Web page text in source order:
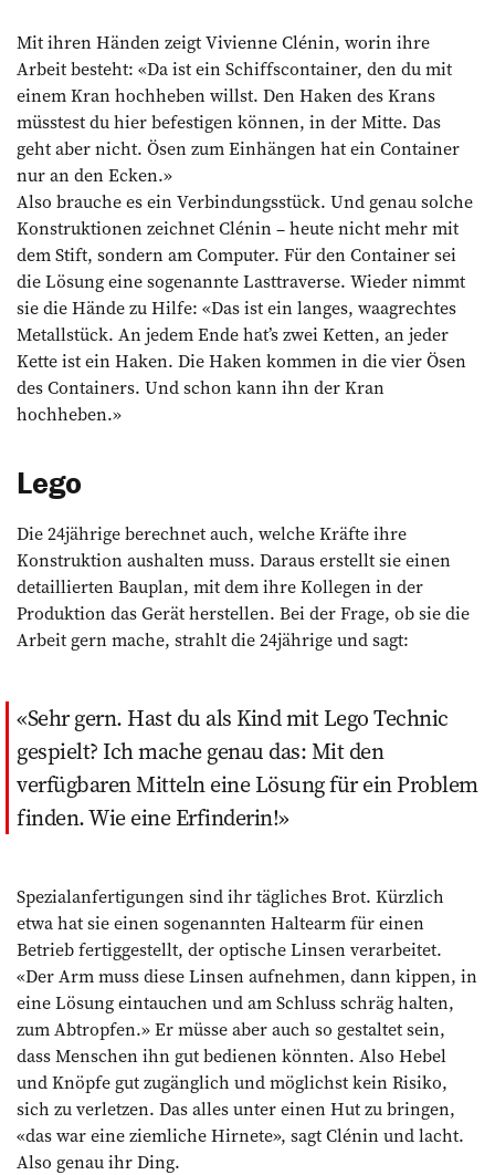
Mit ihren Händen zeigt Vivienne Clénin, wor­in ihre
Arbeit besteht: «Da ist ein Schiffs­container, den du mit
einem Kran hochheben willst. Den Haken des Krans
müsstest du hier befestigen können, in der Mitte. Das
geht aber nicht. Ösen zum Einhängen hat ein Container
nur an den Ecken.»
Also brauche es ein Verbindungsstück. Und genau solche
Konstruktionen zeichnet Clénin – heute nicht mehr mit
dem Stift, sondern am Computer. Für den Container sei
die Lösung eine sogenannte Lasttraverse. Wieder nimmt
sie die Hände zu Hilfe: «Das ist ein langes, waagrechtes
Metallstück. An jedem Ende hat’s zwei Ketten, an jeder
Kette ist ein Haken. Die Haken kommen in die vier Ösen
des Containers. Und schon kann ihn der Kran
hochheben.»
Lego
Die 24jährige berechnet auch, welche Kräfte ihre
Konstruktion aushalten muss. Daraus erstellt sie einen
detaillierten Bauplan, mit dem ihre Kollegen in der
Produktion das Gerät herstellen. Bei der Frage, ob sie die
Arbeit gern mache, strahlt die 24jährige und sagt:
Sehr gern. Hast du als Kind mit Lego Technic
gespielt? Ich mache genau das: Mit den
verfügbaren Mitteln eine Lösung für ein Problem
finden. Wie eine Erfinderin!
Spezialanfertigungen sind ihr tägliches Brot. Kürzlich
etwa hat sie einen sogenannten Haltearm für einen
Betrieb fertiggestellt, der optische Linsen verarbeitet.
«Der Arm muss diese Linsen aufnehmen, dann kippen, in
eine Lösung eintauchen und am Schluss schräg halten,
zum Abtropfen.» Er müsse aber auch so gestaltet sein,
dass Menschen ihn gut bedienen könnten. Also Hebel
und Knöpfe gut zugänglich und möglichst kein Risiko,
sich zu verletzen. Das alles unter einen Hut zu bringen,
«das war eine ziemliche Hirnete», sagt Clénin und lacht.
Also genau ihr Ding.